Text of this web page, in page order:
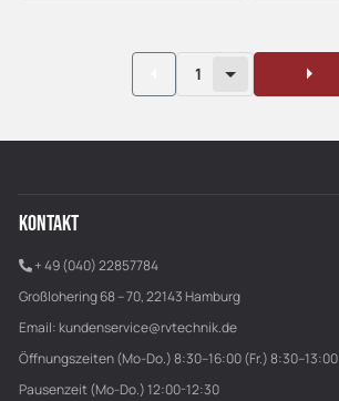
1
KONTAKT
+ 49 (040) 22857784
Großlohering 68 – 70, 22143 Hamburg
Email: kundenservice@rvtechnik.de
Öffnungszeiten (Mo-Do.) 8:30–16:00 (Fr.) 8:30–13:00
Pausenzeit (Mo-Do.) 12:00-12:30